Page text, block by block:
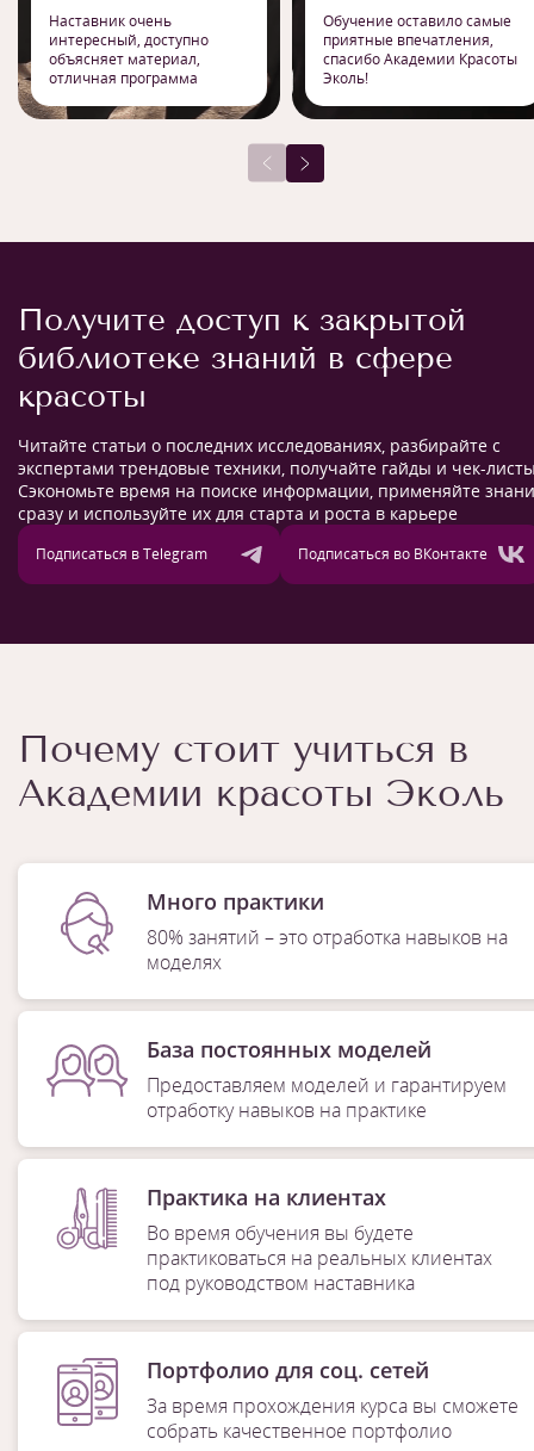
Наставник очень
интересный, доступно
объясняет материал,
отличная программа
Обучение оставило самые
приятные впечатления,
спасибо Академии Красоты
Эколь!
Получите доступ к закрытой
библиотеке знаний в сфере
красоты
Читайте статьи о последних исследованиях, разбирайте с
экспертами трендовые техники, получайте гайды и чек-
Сэкономьте время на поиске информации, применяйте
сразу и используйте их для старта и роста в карьере
Подписаться в Telegram Подписаться во ВКонтакте
Почему стоит учиться в
Академии красоты Эколь
Много практики
80% занятий – это отработка навыков на
моделях
База постоянных моделей
Предоставляем моделей и гарантируем
отработку навыков на практике
Практика на клиентах
Во время обучения вы будете
практиковаться на реальных клиентах
под руководством наставника
Портфолио для соц. сетей
За время прохождения курса вы сможете
собрать качественное портфолио